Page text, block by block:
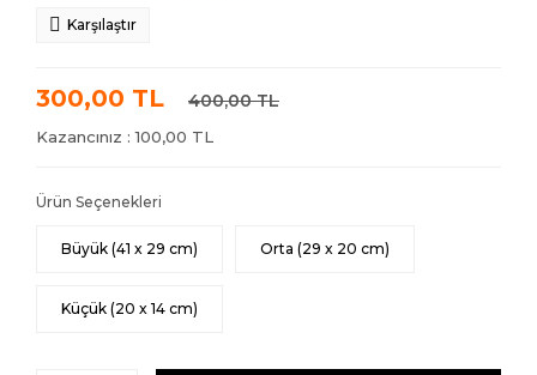
Karşılaştır
300,00 TL 400,00 TL
Kazancınız : 100,00 TL
Ürün Seçenekleri
Büyük (41 x 29 cm) Orta (29 x 20 cm)
Küçük (20 x 14 cm)